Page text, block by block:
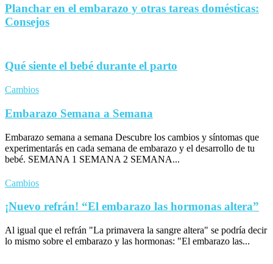
Planchar en el embarazo y otras tareas domésticas:
Consejos
Qué siente el bebé durante el parto
Cambios
Embarazo Semana a Semana
Embarazo semana a semana Descubre los cambios y síntomas que
experimentarás en cada semana de embarazo y el desarrollo de tu
bebé. SEMANA 1 SEMANA 2 SEMANA...
Cambios
¡Nuevo refrán! “El embarazo las hormonas altera”
Al igual que el refrán "La primavera la sangre altera" se podría decir
lo mismo sobre el embarazo y las hormonas: "El embarazo las...